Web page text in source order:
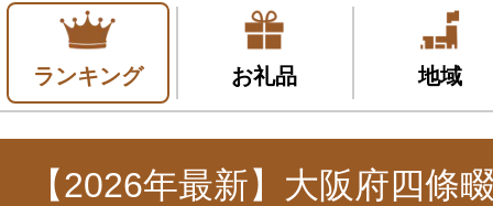
ランキング お礼品 地域
【2026年最新】大阪府四條